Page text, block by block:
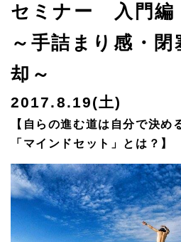
セミナー 入門編
～手詰まり感・
却～
2017.8.19(土)
【自らの進む道は自分で決め
「マインドセット」とは？】